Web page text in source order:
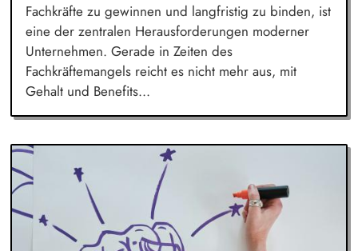
Fachkräfte zu gewinnen und langfristig zu binden, ist
eine der zentralen Herausforderungen moderner
Unternehmen. Gerade in Zeiten des
Fachkräftemangels reicht es nicht mehr aus, mit
Gehalt und Benefits...